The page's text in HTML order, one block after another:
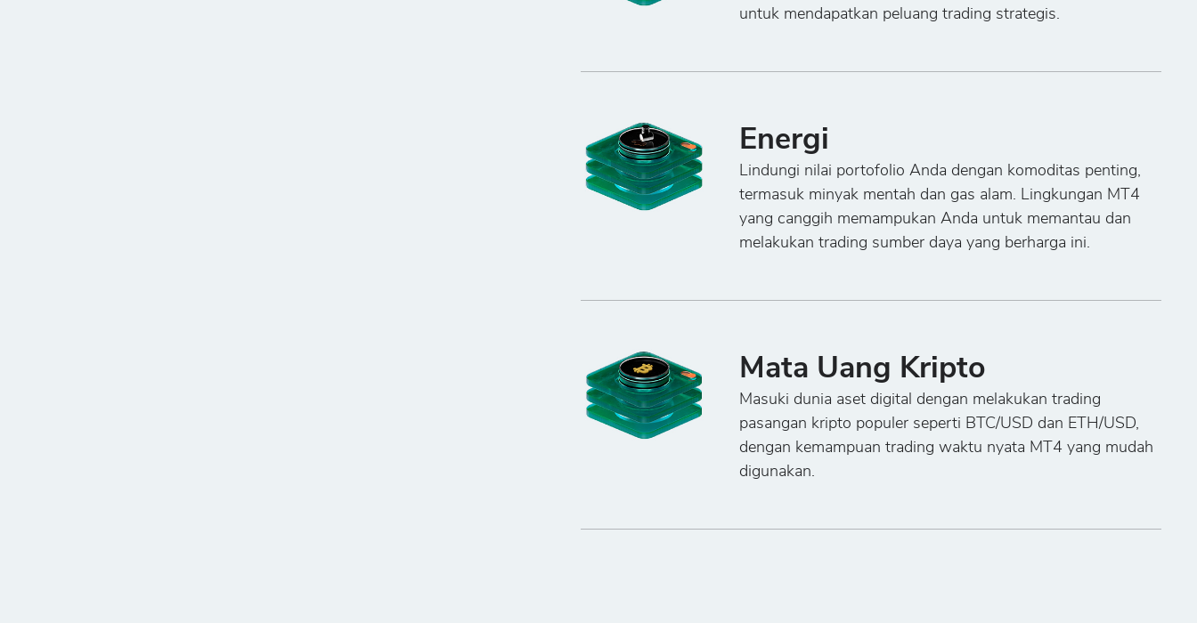
untuk mendapatkan peluang trading strategis.
Energi
Lindungi nilai portofolio Anda dengan komoditas penting,
termasuk minyak mentah dan gas alam. Lingkungan MT4
yang canggih memampukan Anda untuk memantau dan
melakukan trading sumber daya yang berharga ini.
Mata Uang Kripto
Masuki dunia aset digital dengan melakukan trading
pasangan kripto populer seperti BTC/USD dan ETH/USD,
dengan kemampuan trading waktu nyata MT4 yang mudah
digunakan.